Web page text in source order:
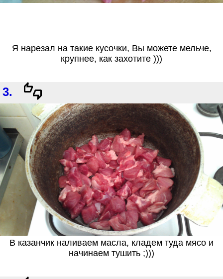
Я нарезал на такие кусочки, Вы можете мельче,
крупнее, как захотите )))
3.
В казанчик наливаем масла, кладем туда мясо и
начинаем тушить ;)))